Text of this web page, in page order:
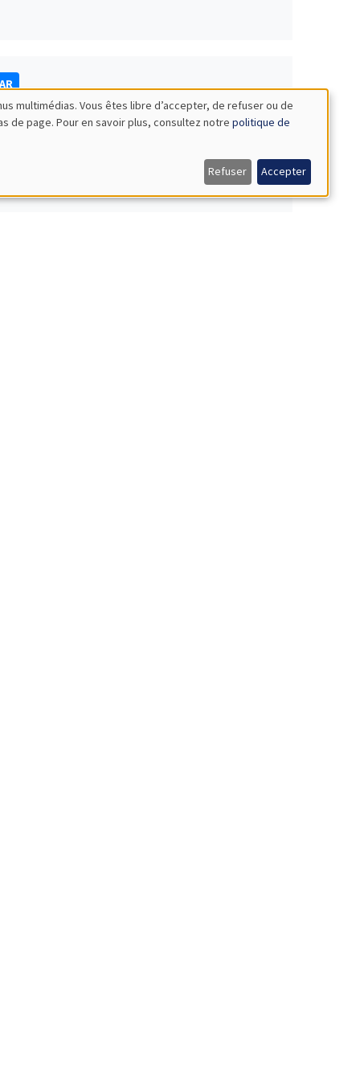
multimédias. Vous êtes libre d’accepter, de refuser ou de
de page. Pour en savoir plus, consultez notre politique de
Refuser Accepter